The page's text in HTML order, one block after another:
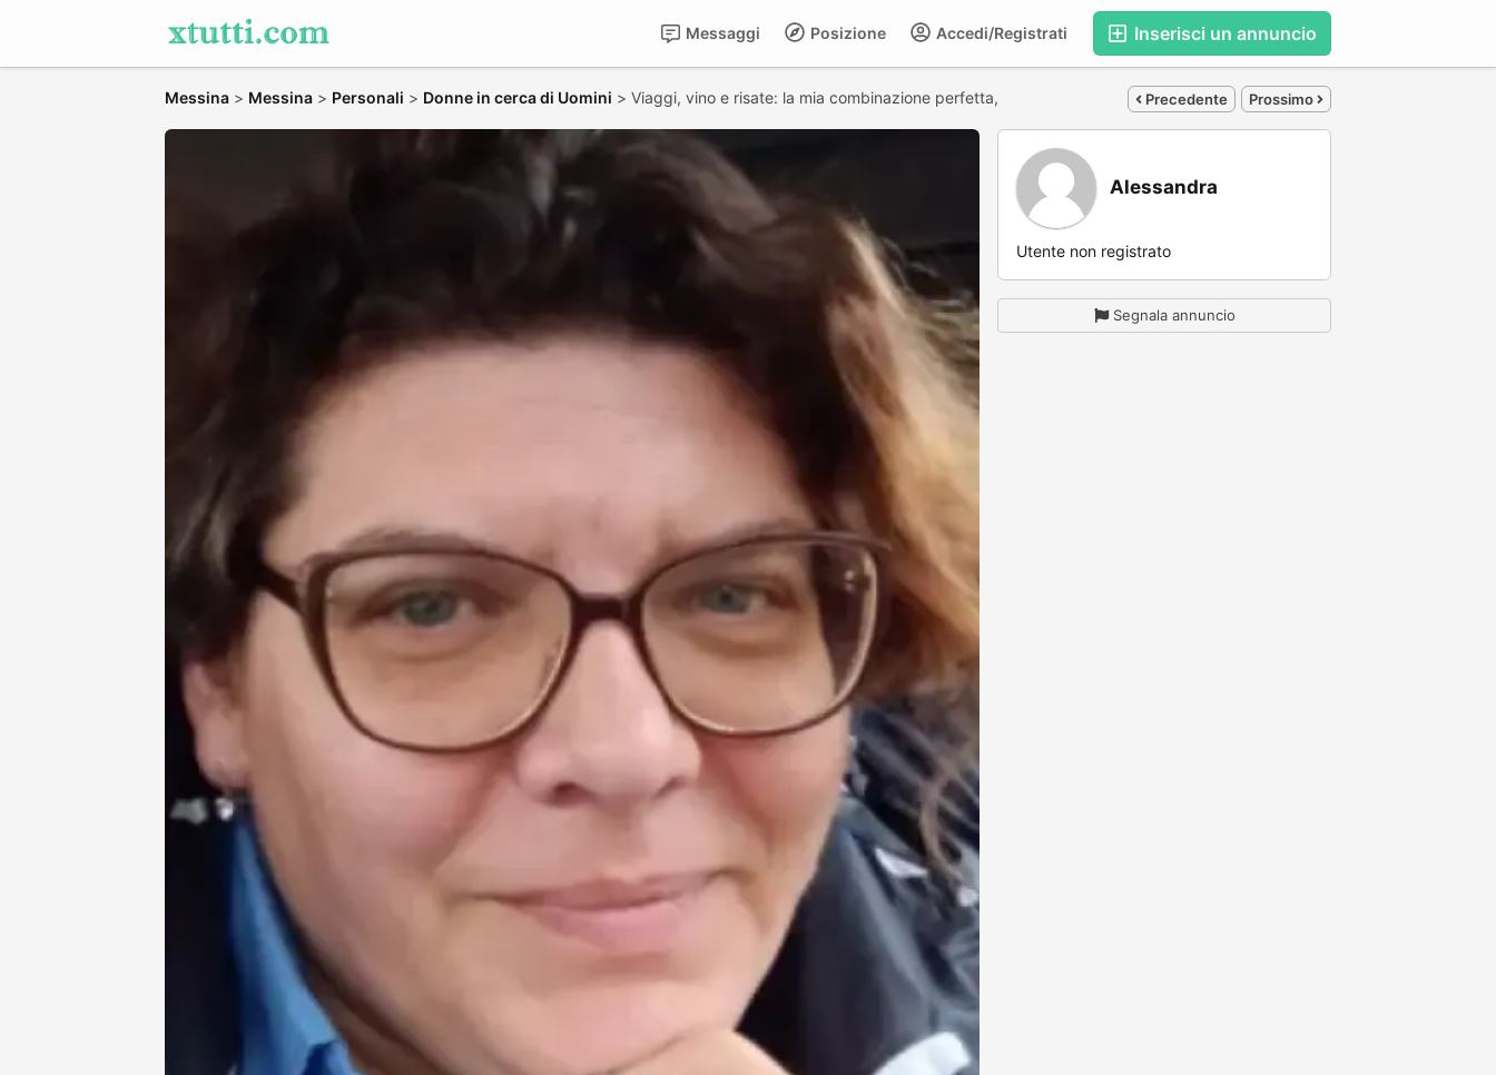
Inserisci un annuncio
Accedi/Registrati
Posizione
Messaggi
Messina > Messina > Personali > Donne in cerca di Uomini > Viaggi, vino e risate: la mia combinazione perfetta, Precedente Prossimo
Alessandra
Utente non registrato
Segnala annuncio